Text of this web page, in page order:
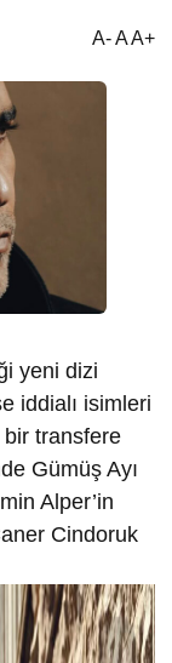
A- A A+
yeni dizi
iddialı isimleri
transfere
Gümüş Ayı
Alper’in
Cindoruk